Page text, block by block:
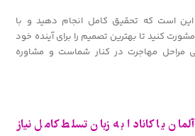
است که تحقیق کامل انجام دهید و با
کنید تا بهترین تصمیم را برای آینده خود
مراحل مهاجرت در کنار شماست و مشاوره
یا کانادا به زبان تسلط کامل نیاز